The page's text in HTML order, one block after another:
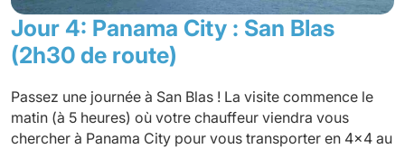
Jour 4: Panama City : San Blas
(2h30 de route)
Passez une journée à San Blas ! La visite commence le
matin (à 5 heures) où votre chauffeur viendra vous
chercher à Panama City pour vous transporter en 4x4 au